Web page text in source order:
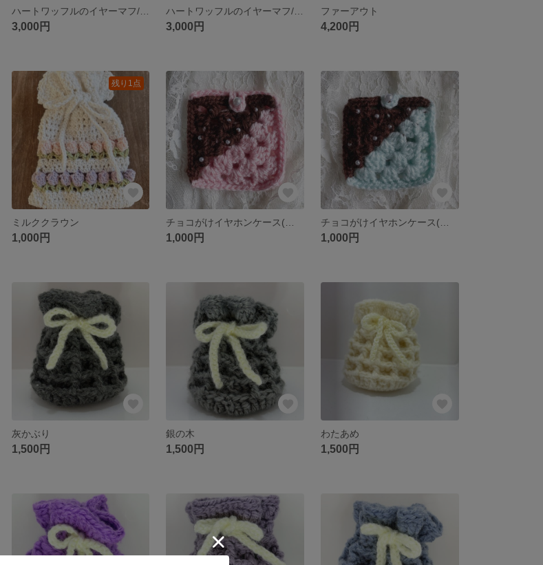
ハートワッフルのイヤーマフ/ブラウン1
3,000円 3,000円
ファーアウト
4,200円
残り1点
ミルククラウン
1,000円 1,000円 1,000円
灰かぶり
1,500円
銀の木
1,500円
わたあめ
1,500円